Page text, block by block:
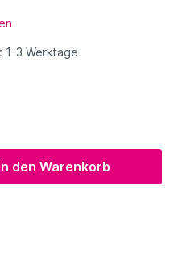
3 Werktage
den Warenkorb